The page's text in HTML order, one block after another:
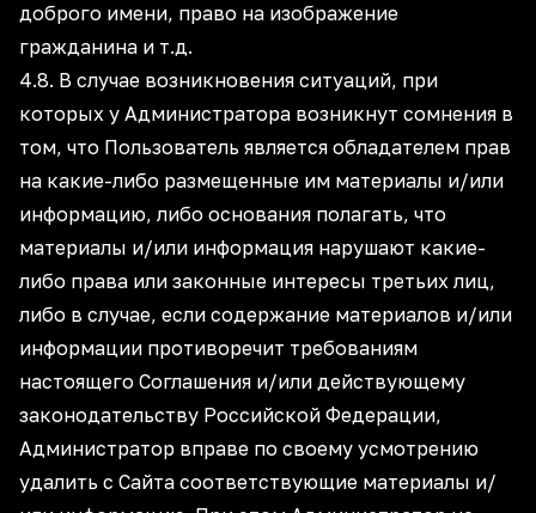
доброго имени, право на изображение
гражданина и т.д.
4.8. В случае возникновения ситуаций, при
которых у Администратора возникнут сомнения в
том, что Пользователь является обладателем прав
на какие-либо размещенные им материалы и/или
информацию, либо основания полагать, что
материалы и/или информация нарушают какие-
либо права или законные интересы третьих лиц,
либо в случае, если содержание материалов и/или
информации противоречит требованиям
настоящего Соглашения и/или действующему
законодательству Российской Федерации,
Администратор вправе по своему усмотрению
удалить с Сайта соответствующие материалы и/